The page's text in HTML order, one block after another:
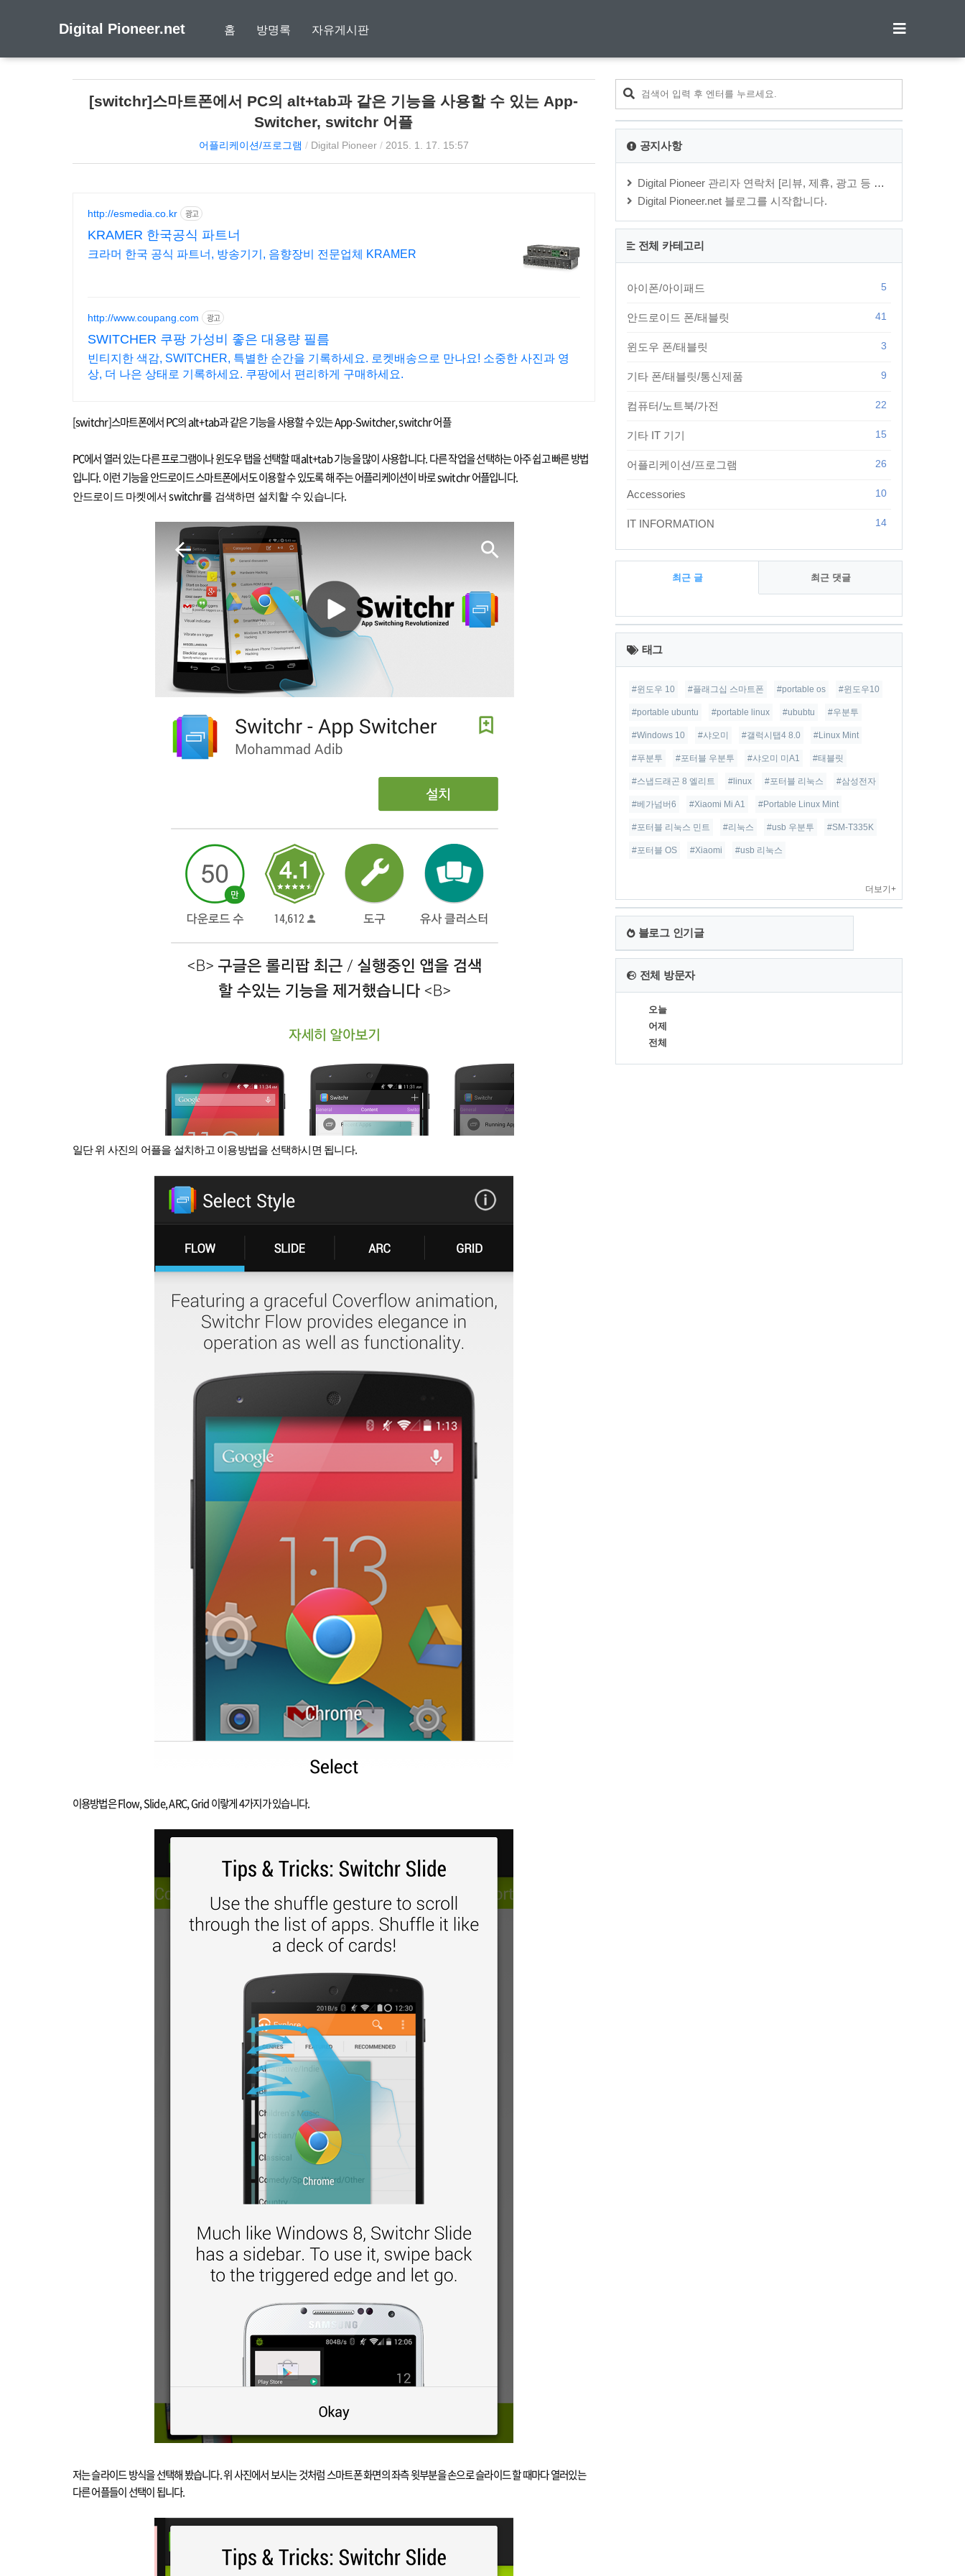
Digital Pioneer.net 홈 방명록 자유게시판
[switchr]스마트폰에서 PC의 alt+tab과 같은 기능을 사용할 수 있는 App-
Switcher, switchr 어플
어플리케이션/프로그램 / Digital Pioneer/ 2015. 1. 17. 15:57
http://esmedia.co.kr 광고
KRAMER 한국공식 파트너
크라머 한국 공식 파트너, 방송기기, 음향장비 전문업체 KRAMER
http://www.coupang.com 광고
SWITCHER 쿠팡 가성비 좋은 대용량 필름
빈티지한 색감, SWITCHER, 특별한 순간을 기록하세요. 로켓배송으로 만나요! 소중한 사진과 영
상, 더 나은 상태로 기록하세요. 쿠팡에서 편리하게 구매하세요.
[switchr]스마트폰에서PC의alt+tab과 같은 기능을 사용할 수 있는App-Switcher, switchr어플
PC에서 열러 있는 다른 프로그램이나 윈도우 탭을 선택할 때alt+tab기능을 많이 사용합니다.다른 작업을 선택하는 아주 쉽고 빠른 방법
입니다.이런 기능을 안드로이드 스마트폰에서도 이용할 수 있도록 해 주는 어플리케이션이 바로switchr어플입니다.
안드로이드 마켓에서 switchr를 검색하면 설치할 수 있습니다.
일단 위 사진의 어플을 설치하고 이용방법을 선택하시면 됩니다.
이용방법은Flow, Slide, ARC, Grid이랗게4가지가 있습니다.
저는 슬라이드 방식을 선택해 봤습니다.위 사진에서 보시는 것처럼 스마트폰 화면의 좌측 윗부분을 손으로 슬라이드 할 때마다 열러있는
다른 어플들이 선택이 됩니다.
공지사항
Digital Pioneer 관리자 연락처 [리뷰, 제휴, 광고 등 문의⋯
Digital Pioneer.net 블로그를 시작합니다.
전체 카테고리
아이폰/아이패드 5
안드로이드 폰/태블릿 41
윈도우 폰/태블릿 3
기타 폰/태블릿/통신제품 9
컴퓨터/노트북/가전 22
기타 IT 기기 15
어플리케이션/프로그램 26
Accessories 10
IT INFORMATION 14
최근 글 최근 댓글
최
근
글 태그
#윈도우 10 #플래그십 스마트폰 #portable os #윈도우10
#portable ubuntu #portable linux #ububtu #우분투
#Windows 10 #샤오미 #갤럭시탭4 8.0 #Linux Mint
#푸분투 #포터블 우분투 #샤오미 미A1 #태블릿
#스냅드래곤 8 엘리트 #linux #포터블 리눅스 #삼성전자
#베가넘버6 #Xiaomi Mi A1 #Portable Linux Mint
#포터블 리눅스 민트 #리눅스 #usb 우분투 #SM-T335K
#포터블 OS #Xiaomi #usb 리눅스
더보기+
블로그 인기글
전체 방문자
오늘
어제
전체